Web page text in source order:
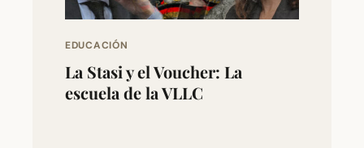
EDUCACIÓN
La Stasi y el Voucher: La
escuela de la VLLC